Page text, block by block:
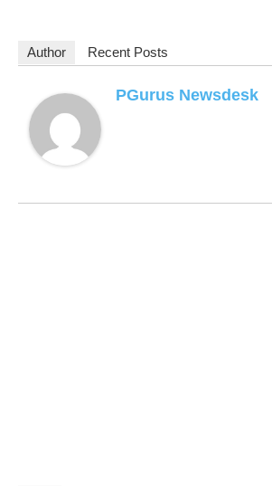
Author Recent Posts
PGurus Newsdesk